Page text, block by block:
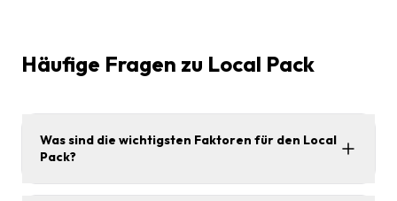
Häufige Fragen zu Local Pack
Was sind die wichtigsten Faktoren für den Local
Pack?